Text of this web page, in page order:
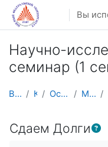
Перейти к основному
Вы
Научно-
семинар (1
В начало Курсы Осенний семестр Магистратура
Сдаем Долги